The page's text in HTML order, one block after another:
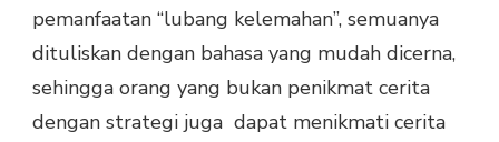
pemanfaatan “lubang kelemahan”, semuanya
dituliskan dengan bahasa yang mudah dicerna,
sehingga orang yang bukan penikmat cerita
dengan strategi juga dapat menikmati cerita